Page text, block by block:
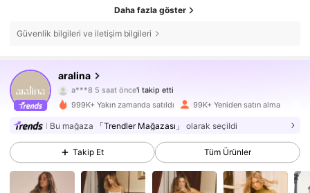
Daha fazla göster
Güvenlik bilgileri ve iletişim bilgileri
aralina
4,78
674K Takipçiler
a***8 5 saat önce'i takip etti
l***7göz atıyor
4,78 674K Takipçiler
674K Takipçiler
999K+ Yakın zamanda satıldı 99K+ Yeniden satın alma
Bu mağaza 「Trendler Mağazası」 olarak seçildi
Takip Et Tüm Ürünler